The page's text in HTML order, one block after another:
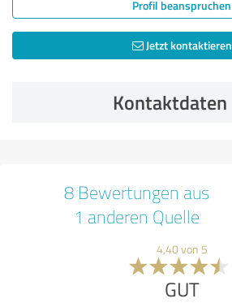
Profil beanspruchen
Jetzt kontaktieren
Kontaktdaten
8 Bewertungen aus
1 anderen Quelle
4,40 von 5
GUT